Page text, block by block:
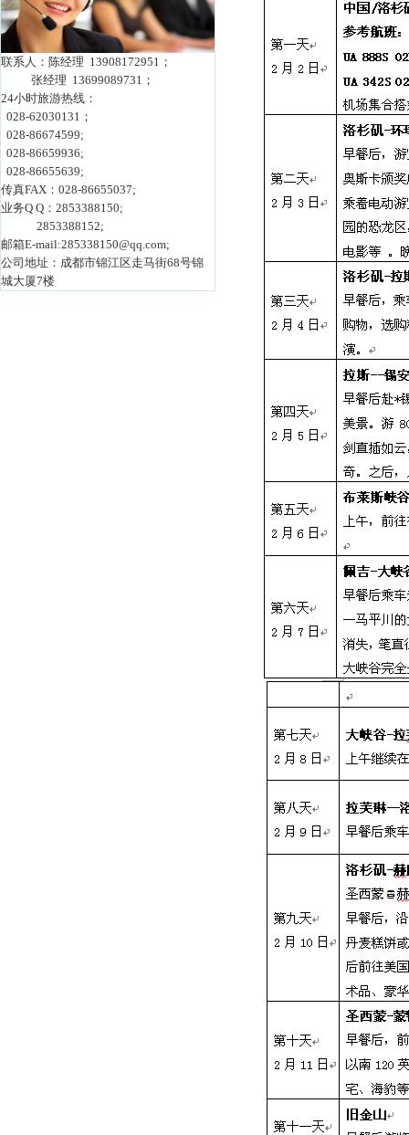
联系人：陈经理 13908172951；
张经理 13699089731；
24小时旅游热线：
028-62030131；
028-86674599;
028-86659936;
028-86655639;
传真FAX：028-86655037;
业务Q Q：2853388150;
2853388152;
邮箱E-mail:285338150@qq.com;
公司地址：成都市锦江区走马街68号锦
城大厦7楼